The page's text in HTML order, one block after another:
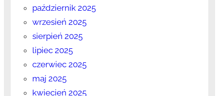
październik 2025
wrzesień 2025
sierpień 2025
lipiec 2025
czerwiec 2025
maj 2025
kwiecień 2025